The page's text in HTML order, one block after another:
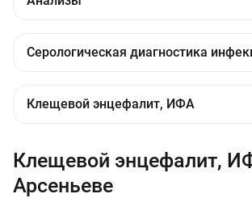
Клещевой энцефалит,
Арсеньеве